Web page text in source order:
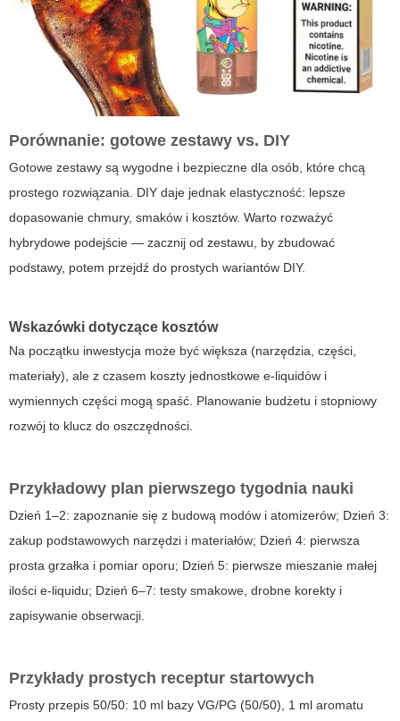
Porównanie: gotowe zestawy vs. DIY
Gotowe zestawy są wygodne i bezpieczne dla osób, które chcą
prostego rozwiązania. DIY daje jednak elastyczność: lepsze
dopasowanie chmury, smaków i kosztów. Warto rozważyć
hybrydowe podejście — zacznij od zestawu, by zbudować
podstawy, potem przejdź do prostych wariantów DIY.
Wskazówki dotyczące kosztów
Na początku inwestycja może być większa (narzędzia, części,
materiały), ale z czasem koszty jednostkowe e-liquidów i
wymiennych części mogą spaść. Planowanie budżetu i stopniowy
rozwój to klucz do oszczędności.
Przykładowy plan pierwszego tygodnia nauki
Dzień 1–2: zapoznanie się z budową modów i atomizerów; Dzień 3:
zakup podstawowych narzędzi i materiałów; Dzień 4: pierwsza
prosta grzałka i pomiar oporu; Dzień 5: pierwsze mieszanie małej
ilości e-liquidu; Dzień 6–7: testy smakowe, drobne korekty i
zapisywanie obserwacji.
Przykłady prostych receptur startowych
Prosty przepis 50/50: 10 ml bazy VG/PG (50/50), 1 ml aromatu